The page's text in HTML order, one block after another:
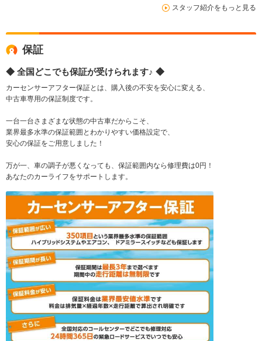
スタッフ紹介をもっと見る
保証
◆ 全国どこでも保証が受けられます♪ ◆
カーセンサーアフター保証とは、購入後の不安を安心に変える、
中古車専用の保証制度です。
一台一台さまざまな状態の中古車だからこそ、
業界最多水準の保証範囲とわかりやすい価格設定で、
安心の保証をご用意しました！
万が一、車の調子が悪くなっても、保証範囲内なら修理費は0円！
あなたのカーライフをサポートします。